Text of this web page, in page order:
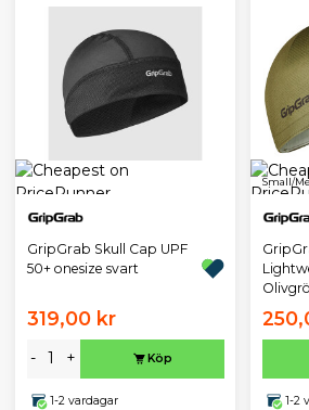
GripGrab Skull Cap UPF
50+ onesize svart
319,00 kr
- + Köp
1-2 vardagar
Small/
1-2